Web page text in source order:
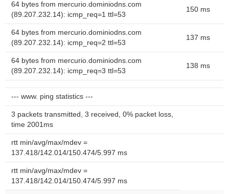
64 bytes from mercurio.dominiodns.com
(89.207.232.14): icmp_req=1 ttl=53
150 ms
64 bytes from mercurio.dominiodns.com
(89.207.232.14): icmp_req=2 ttl=53
137 ms
64 bytes from mercurio.dominiodns.com
(89.207.232.14): icmp_req=3 ttl=53
138 ms
--- www. ping statistics ---
3 packets transmitted, 3 received, 0% packet loss,
time 2001ms
rtt min/avg/max/mdev =
137.418/142.014/150.474/5.997 ms
rtt min/avg/max/mdev =
137.418/142.014/150.474/5.997 ms